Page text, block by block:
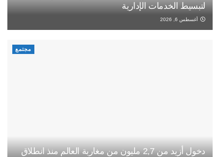
لتبسيط الخدمات الإدارية
أغسطس 6, 2026
مجتمع
دخول أزيد من 2,7 مليون من مغاربة العالم منذ انطلاق